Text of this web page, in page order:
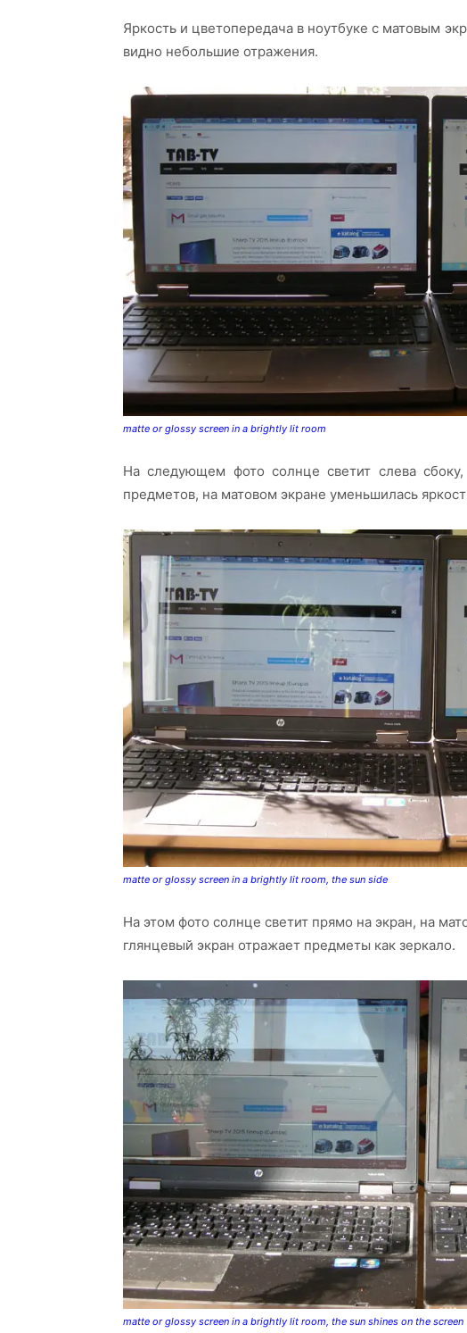
Яркость и цветопередача в ноутбуке с матовым
видно небольшие отражения.
matte or glossy screen in a brightly lit room
На следующем фото солнце светит слева
предметов, на матовом экране уменьшилась
matte or glossy screen in a brightly lit room, the sun side
На этом фото солнце светит прямо на экран, на
глянцевый экран отражает предметы как зеркало.
matte or glossy screen in a brightly lit room, the sun shines on the screen